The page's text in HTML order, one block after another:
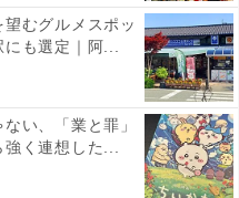
むグルメスポッ
も選定｜阿...
い、「業と罪」
く連想した...